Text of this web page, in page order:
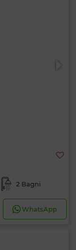
2 Bagni
WhatsApp